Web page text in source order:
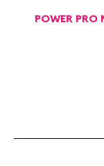
POWER PRO